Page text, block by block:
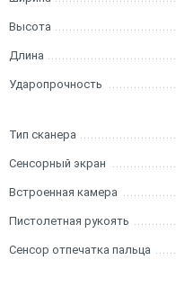
Высота
Длина
Ударопрочность
Тип сканера
Сенсорный экран
Встроенная камера
Пистолетная рукоять
Сенсор отпечатка пальца